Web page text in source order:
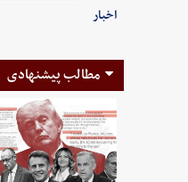
اخبار
مطالب پیشنهادی